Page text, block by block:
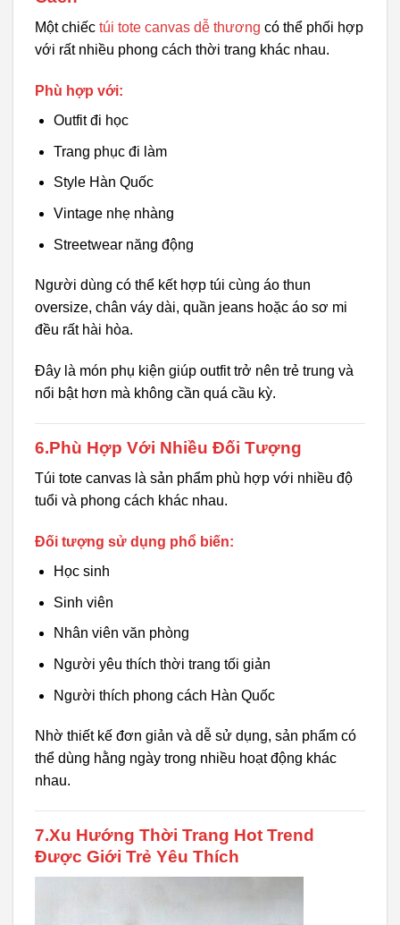
Một chiếc túi tote canvas dễ thương có thể phối hợp
với rất nhiều phong cách thời trang khác nhau.
Phù hợp với:
Outfit đi học
Trang phục đi làm
Style Hàn Quốc
Vintage nhẹ nhàng
Streetwear năng động
Người dùng có thể kết hợp túi cùng áo thun
oversize, chân váy dài, quần jeans hoặc áo sơ mi
đều rất hài hòa.
Đây là món phụ kiện giúp outfit trở nên trẻ trung và
nổi bật hơn mà không cần quá cầu kỳ.
6.Phù Hợp Với Nhiều Đối Tượng
Túi tote canvas là sản phẩm phù hợp với nhiều độ
tuổi và phong cách khác nhau.
Đối tượng sử dụng phổ biến:
Học sinh
Sinh viên
Nhân viên văn phòng
Người yêu thích thời trang tối giản
Người thích phong cách Hàn Quốc
Nhờ thiết kế đơn giản và dễ sử dụng, sản phẩm có
thể dùng hằng ngày trong nhiều hoạt động khác
nhau.
7.Xu Hướng Thời Trang Hot Trend
Được Giới Trẻ Yêu Thích